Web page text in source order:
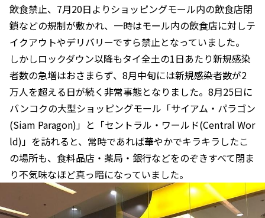
飲食禁止、7月20日よりショッピングモール内の飲食店閉
鎖などの規制が敷かれ、一時はモール内の飲食店に対しテ
イクアウトやデリバリーですら禁止となっていました。
しかしロックダウン以降もタイ全土の1日あたり新規感染
者数の急増はおさまらず、8月中旬には新規感染者数が2
万人を超える日が続く非常事態となりました。8月25日に
バンコクの大型ショッピングモール「サイアム・パラゴン
(Siam Paragon)」と「セントラル・ワールド(Central Wor
ld)」を訪れると、常時であれば華やかでキラキラしたこ
の場所も、食料品店・薬局・銀行などをのぞきすべて閉ま
り不気味なほど真っ暗になっていました。